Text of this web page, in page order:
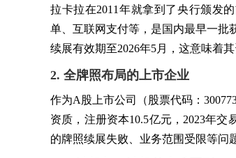
拉卡拉在2011年就拿到了央行颁发
单、互联网支付等，是国内最早一批
续展有效期至2026年5月，这意味着
2. 全牌照布局的上市企业
作为A股上市公司（股票代码：
资质，注册资本10.5亿元，2023年
的牌照续展失败、业务范围受限等问